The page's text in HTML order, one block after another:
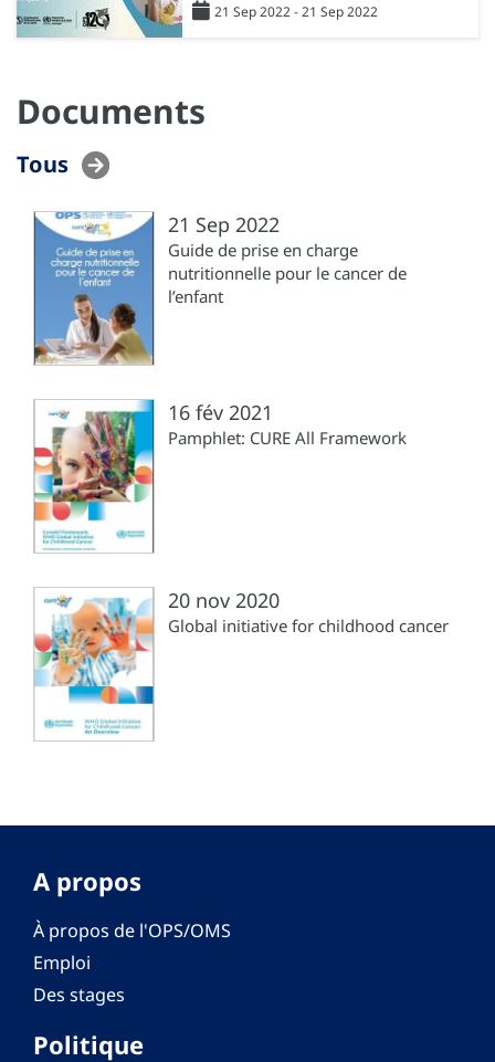
21 Sep 2022 - 21 Sep 2022
Documents
Tous
21 Sep 2022
Guide de prise en charge
nutritionnelle pour le cancer de
l’enfant
16 fév 2021
Pamphlet: CURE All Framework
20 nov 2020
Global initiative for childhood cancer
A propos
À propos de l'OPS/OMS
Emploi
Des stages
Politique